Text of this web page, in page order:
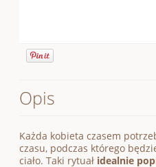
Opis
Każda kobieta czasem
czasu, podczas którego
ciało. Taki rytuał idealnie